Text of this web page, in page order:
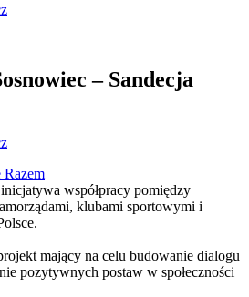
– Sandecja
współpracy pomiędzy
klubami sportowymi i
mający na celu budowanie dialogu
pozytywnych postaw w społeczności